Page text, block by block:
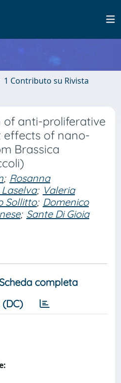
1 Contributo su Rivista
of anti-proliferative
of nano-
Brassica
; Rosanna
; Valeria
Sollitto; Domenico
; Sante Di Gioia
completa